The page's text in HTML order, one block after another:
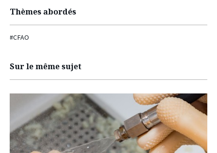
Thèmes abordés
#CFAO
Sur le même sujet